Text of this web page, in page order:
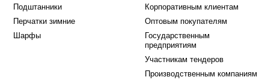
Подштанники
Перчатки зимние
Шарфы
Корпоративным клиентам
Оптовым покупателям
Государственным
предприятиям
Участникам тендеров
Производственным компаниям